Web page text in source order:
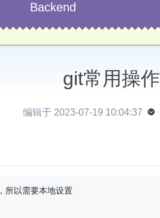
Backend
git常用操作
编辑于 2023-07-19 10:04:37 
所以需要本地设置